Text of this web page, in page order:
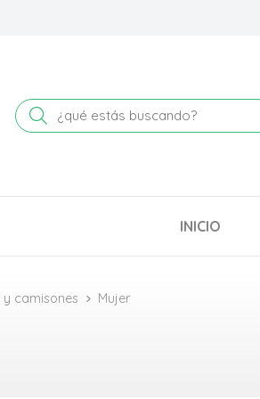
Buscar
INICIO
camisones Mujer